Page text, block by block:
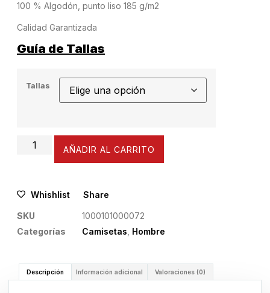
100 % Algodón, punto liso 185 g/m2
Calidad Garantizada
Guía de Tallas
Tallas
AÑADIR AL CARRITO
Whishlist Share
SKU
1000101000072
Categorías
Camisetas Hombre
Descripción Información adicional Valoraciones (0)